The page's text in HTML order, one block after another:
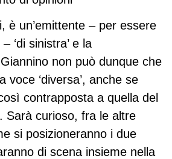
è un’emittente – per essere
‘di sinistra’ e la
non può dunque che
voce ‘diversa’, anche se
contrapposta a quella del
Sarà curioso, fra le altre
si posizioneranno i due
di scena insieme nella